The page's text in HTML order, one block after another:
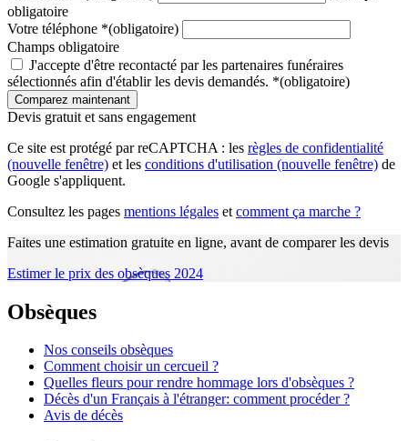
obligatoire
Votre téléphone *(obligatoire)
Champs obligatoire
J'accepte d'être recontacté par les partenaires funéraires
sélectionnés afin d'établir les devis demandés. *(obligatoire)
Devis gratuit et sans engagement
Ce site est protégé par reCAPTCHA : les règles de confidentialité
(nouvelle fenêtre) et les conditions d'utilisation (nouvelle fenêtre) de
Google s'appliquent.
Consultez les pages mentions légales et comment ça marche ?
Faites une estimation gratuite en ligne, avant de comparer les devis
Estimer le prix des obsèques 2024
Obsèques
Nos conseils obsèques
Comment choisir un cercueil ?
Quelles fleurs pour rendre hommage lors d'obsèques ?
Décès d'un Français à l'étranger: comment procéder ?
Avis de décès